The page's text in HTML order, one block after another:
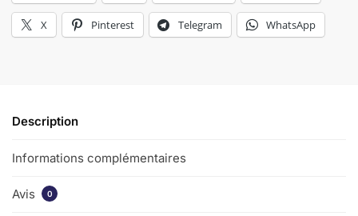
X Pinterest Telegram WhatsApp
Description
Informations complémentaires
Avis 0